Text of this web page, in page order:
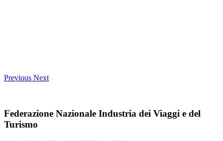
Previous Next
Federazione Nazionale Industria dei Viaggi e del
Turismo